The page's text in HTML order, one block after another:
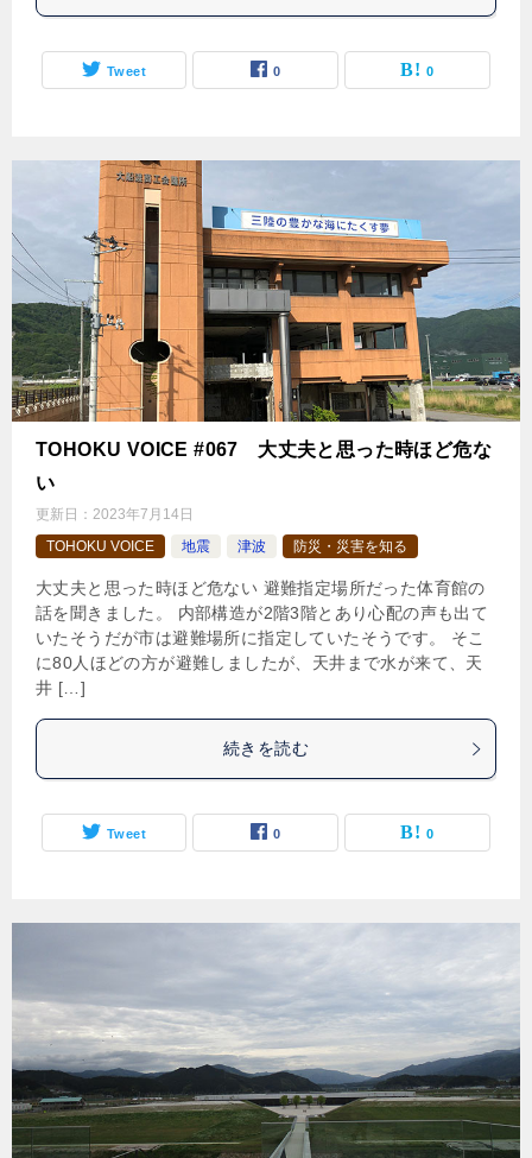
Tweet 0 0
TOHOKU VOICE #067 大丈夫と思った時ほど危な
い
更新日： 2023年7月14日
TOHOKU VOICE
地震 津波 防災・災害を知る
大丈夫と思った時ほど危ない 避難指定場所だった体育館の
話を聞きました。 内部構造が2階3階とあり心配の声も出て
いたそうだが市は避難場所に指定していたそうです。 そこ
に80人ほどの方が避難しましたが、天井まで水が来て、天
井 […]
続きを読む
Tweet 0 0